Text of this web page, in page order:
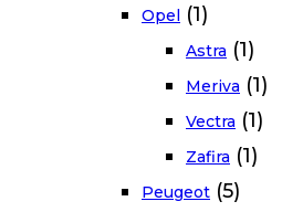
Opel (1)
Astra (1)
Meriva (1)
Vectra (1)
Zafira (1)
Peugeot (5)